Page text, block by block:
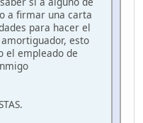
a firmar una carta
para hacer el
esto
el empleado de